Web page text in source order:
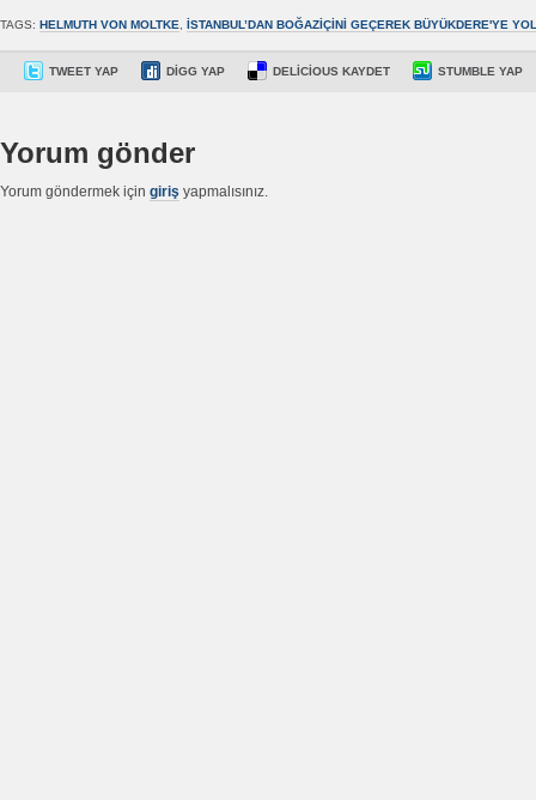
TAGS: HELMUTH VON MOLTKE İSTANBUL’DAN BOĞAZIÇINI GEÇEREK BÜYÜKDERE'YE
TWEET YAP DIGG YAP DELICIOUS KAYDET STUMBLE YAP
Yorum gönder
Yorum göndermek için giriş yapmalısınız.